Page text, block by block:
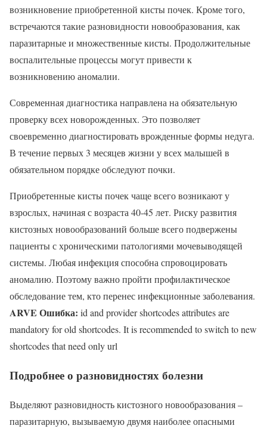
возникновение приобретенной кисты почек. Кроме того,
встречаются такие разновидности новообразования, как
паразитарные и множественные кисты. Продолжительные
воспалительные процессы могут привести к
возникновению аномалии.
Современная диагностика направлена на обязательную
проверку всех новорожденных. Это позволяет
своевременно диагностировать врожденные формы недуга.
В течение первых 3 месяцев жизни у всех малышей в
обязательном порядке обследуют почки.
Приобретенные кисты почек чаще всего возникают у
взрослых, начиная с возраста 40-45 лет. Риску развития
кистозных новообразований больше всего подвержены
пациенты с хроническими патологиями мочевыводящей
системы. Любая инфекция способна спровоцировать
аномалию. Поэтому важно пройти профилактическое
обследование тем, кто перенес инфекционные заболевания.
ARVE Ошибка: id and provider shortcodes attributes are
mandatory for old shortcodes. It is recommended to switch to new
shortcodes that need only url
Подробнее о разновидностях болезни
Выделяют разновидность кистозного новообразования –
паразитарную, вызываемую двумя наиболее опасными